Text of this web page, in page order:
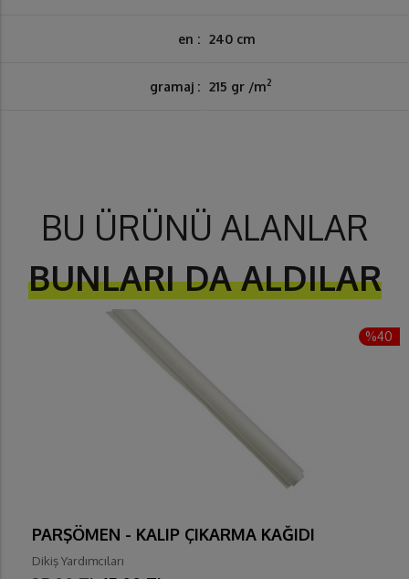
en : 240 cm
gramaj : 215 gr /m2
BU ÜRÜNÜ ALANLAR
BUNLARI DA ALDILAR
%40
PARŞÖMEN - KALIP ÇIKARMA KAĞIDI
Dikiş Yardımcıları